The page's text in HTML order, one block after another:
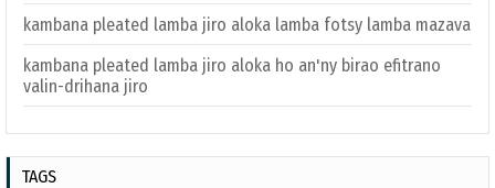
kambana pleated lamba jiro aloka lamba fotsy lamba mazava
kambana pleated lamba jiro aloka ho an'ny birao efitrano
valin-drihana jiro
TAGS